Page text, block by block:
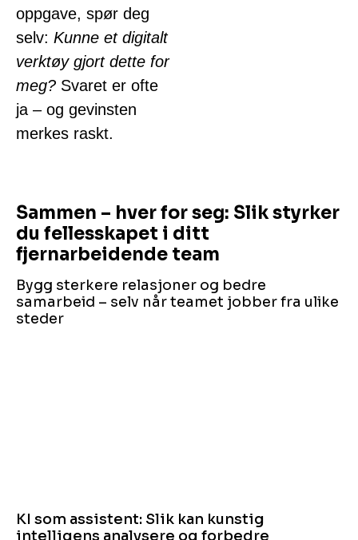
oppgave, spør deg
selv: Kunne et digitalt
verktøy gjort dette for
meg? Svaret er ofte
ja – og gevinsten
merkes raskt.
Sammen – hver for seg: Slik styrker
du fellesskapet i ditt
fjernarbeidende team
Bygg sterkere relasjoner og bedre
samarbeid – selv når teamet jobber fra ulike
steder
KI som assistent: Slik kan kunstig
intelligens analysere og forbedre